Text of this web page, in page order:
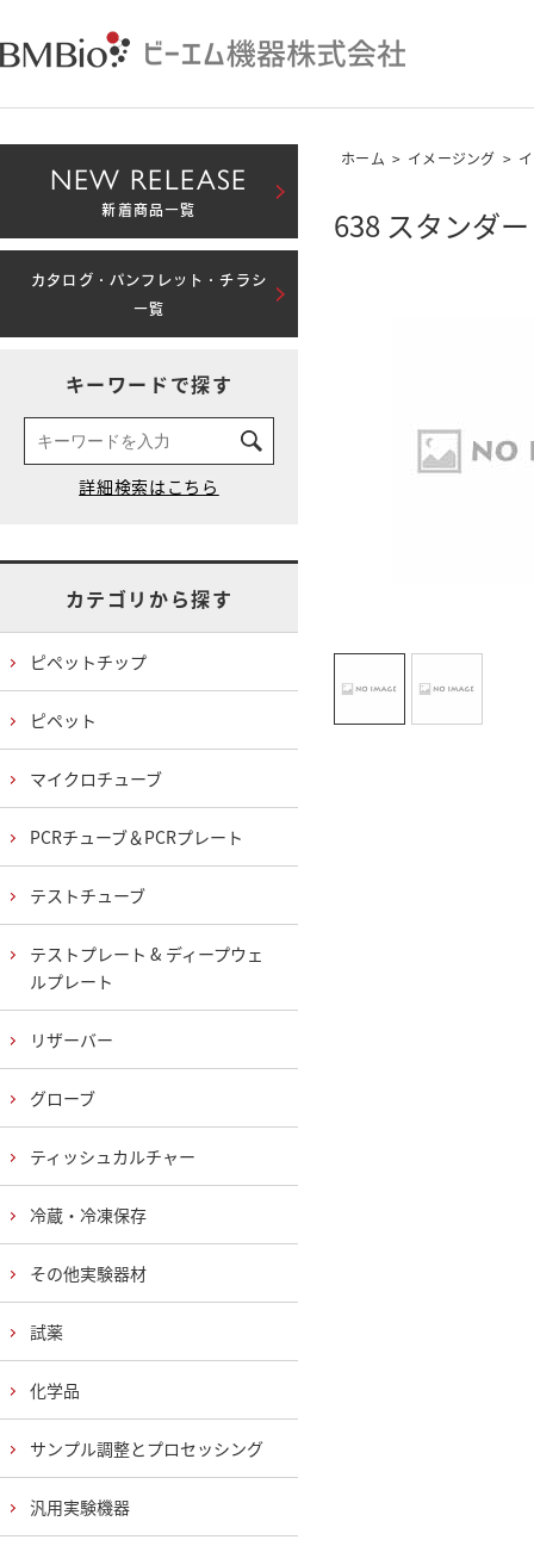
ホーム > イメージング >
638 スタンダ
NEW RELEASE
新着商品一覧
カタログ・パンフレット・チラシ
一覧
キーワードで探す
カテゴリから探す
ピペットチップ
ピペット
マイクロチューブ
PCRチューブ＆PCRプレート
テストチューブ
テストプレート & ディープウェ
ルプレート
リザーバー
グローブ
ティッシュカルチャー
冷蔵・冷凍保存
その他実験器材
試薬
化学品
サンプル調整とプロセッシング
汎用実験機器